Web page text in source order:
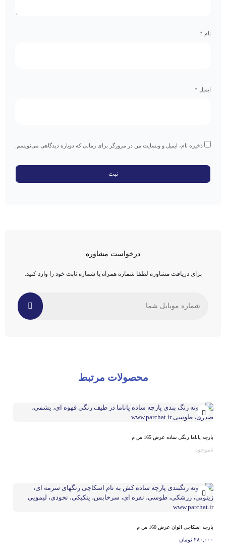
نام *
ایمیل *
ذخیره نام، ایمیل و وبسایت من در مرورگر برای زمانی که دوباره دیدگاهی می‌نویسم.
درخواست مشاوره
برای دریافت مشاوره لطفا شماره همراه یا شماره ثابت خود را وارد کنید.
محصولات مرتبط
پارچه پاناما رنگی ساده عرض 165 س م
ناموجود
پارچه اسکاچی الوان عرض 160 س م
۲۸۰,۰۰۰ تومان